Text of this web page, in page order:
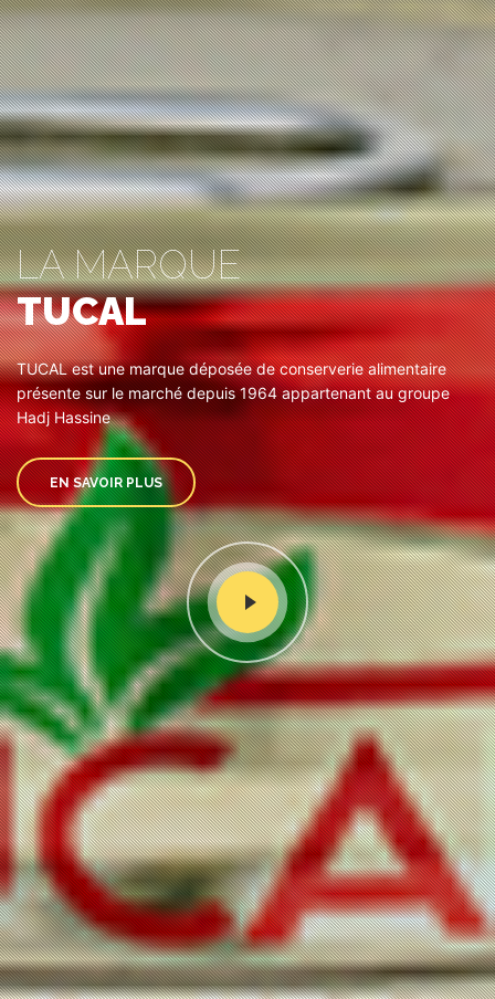
LA MARQUE
TUCAL
TUCAL est une marque déposée de conserverie alimentaire
présente sur le marché depuis 1964 appartenant au groupe
Hadj Hassine
EN SAVOIR PLUS